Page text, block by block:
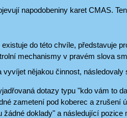
napodobeniny karet CMAS.
do této chvíle, představuje
mechanismy v pravém slova
nějakou činnost, následovaly
dotazy typu "kdo vám to
zametení pod koberec a zrušení
žádné doklady" a následující pozice